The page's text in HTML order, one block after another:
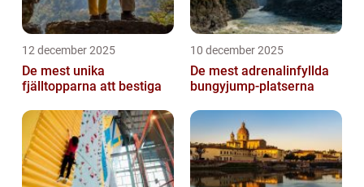
12 december 2025
De mest unika
fjälltopparna att bestiga
10 december 2025
De mest adrenalinfyllda
bungyjump-platserna